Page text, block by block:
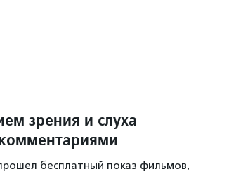
зрения и слуха
бесплатный показ фильмов,